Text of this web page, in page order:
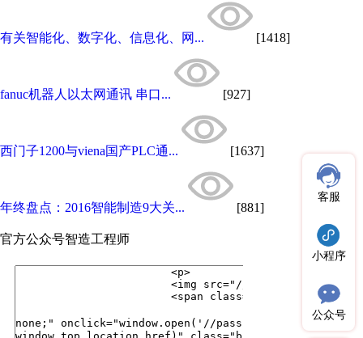
有关智能化、数字化、信息化、网... [1418]
fanuc机器人以太网通讯 串口... [927]
西门子1200与viena国产PLC通... [1637]
年终盘点：2016智能制造9大关... [881]
官方公众号智造工程师
客服
小程序
公众号